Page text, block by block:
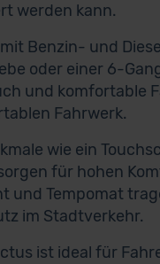
werden kann.
Benzin- und
oder einer 6-
und komfortable
Fahrwerk.
wie ein
für hohen
und Tempomat
im Stadtverkehr.
ist ideal für